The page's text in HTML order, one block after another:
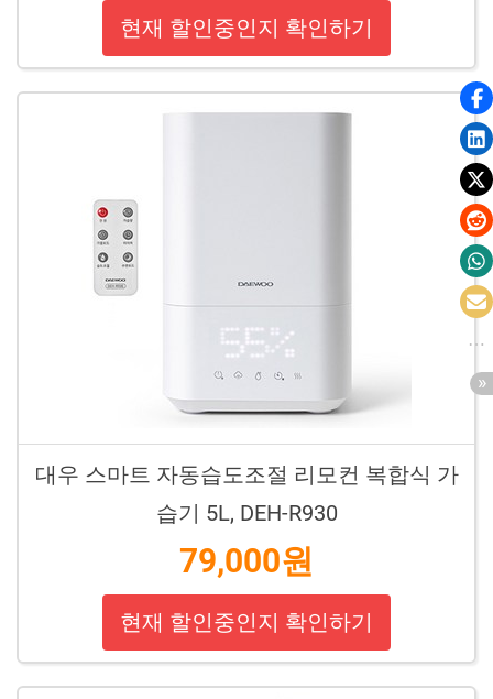
현재 할인중인지 확인하기
대우 스마트 자동습도조절 리모컨 복합식 가
습기 5L, DEH-R930
79,000원
현재 할인중인지 확인하기